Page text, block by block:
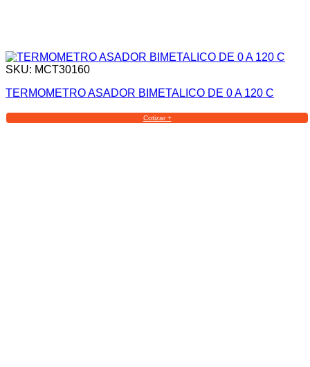
SKU: MCT30160
TERMOMETRO ASADOR BIMETALICO DE 0 A 120 C
Cotizar +